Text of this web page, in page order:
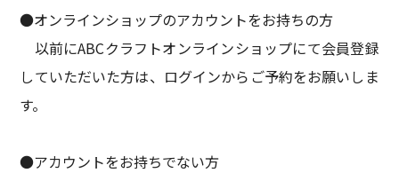
●オンラインショップのアカウントをお持ちの方
以前にABCクラフトオンラインショップにて会員登録
していただいた方は、ログインからご予約をお願いしま
す。
●アカウントをお持ちでない方